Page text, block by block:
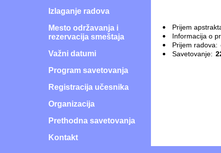
Izlaganje radova
Mesto održavanja i
rezervacija smeštaja
Važni datumi
Program savetovanja
Registracija učesnika
Organizacija
Prethodna savetovanja
Kontakt
Prijem
Informacija o
Prijem radova:
Savetovanje: